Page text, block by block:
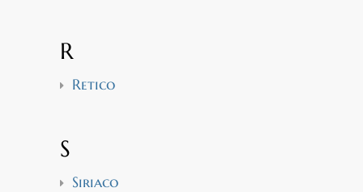
R
Retico
S
Siriaco